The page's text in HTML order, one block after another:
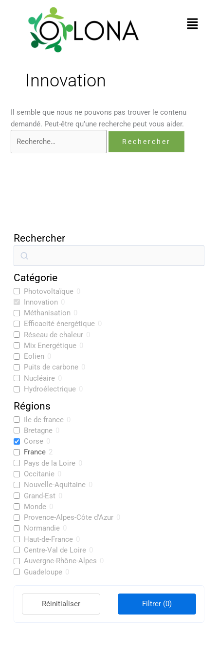
Menu
Innovation
Il semble que nous ne pouvons pas trouver le contenu
demandé. Peut-être qu’une recherche peut vous aider.
Rechercher
e
c
h
e
r
c
h
e
r
Catégorie
Photovoltaïque 0
Innovation 0
Méthanisation 0
Efficacité énergétique 0
Réseau de chaleur 0
Mix Energétique 0
Eolien 0
Puits de carbone 0
Nucléaire 0
Hydroélectrique 0
Régions
Ile de france 0
Bretagne 0
Corse 0
France 2
Pays de la Loire 0
Occitanie 0
Nouvelle-Aquitaine 0
Grand-Est 0
Monde 0
Provence-Alpes-Côte d'Azur 0
Normandie 0
Haut-de-France 0
Centre-Val de Loire 0
Auvergne-Rhône-Alpes 0
Guadeloupe 0
Filtrer (0)
Réinitialiser